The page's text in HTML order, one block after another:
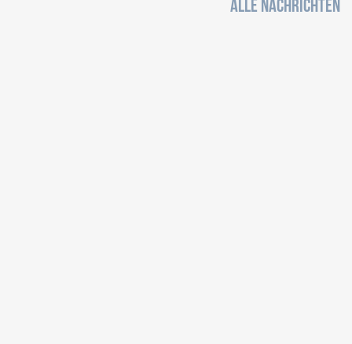
ALLE NACHRICHTEN